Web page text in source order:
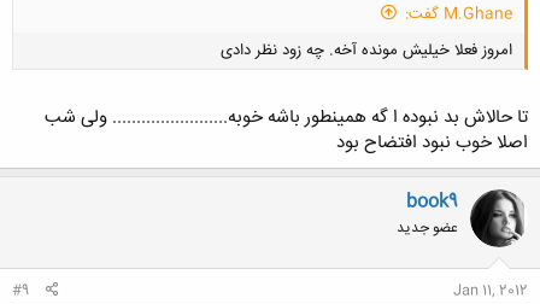
M.Ghane گفت:
امروز فعلا خیلیش مونده آخه. چه زود نظر دادی
تا حالاش بد نبوده ا گه همینطور باشه خوبه........................ ولی شب
اصلا خوب نبود افتضاح بود
book9
عضو جدید
Jan 11, 2012
#9